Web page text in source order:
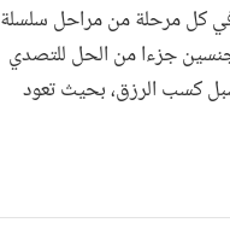
في كل مرحلة من مراحل سلسلة
جزءا من الحل للتصدي
سبل كسب الرزق، بحيث تعود